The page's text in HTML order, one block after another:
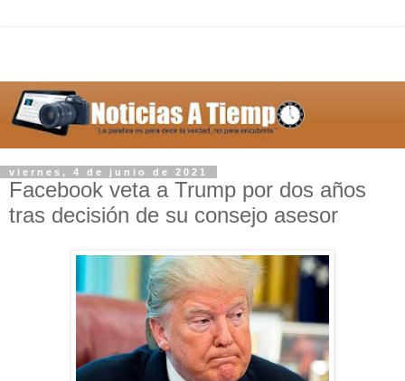
viernes, 4 de junio de 2021
Facebook veta a Trump por dos años
tras decisión de su consejo asesor